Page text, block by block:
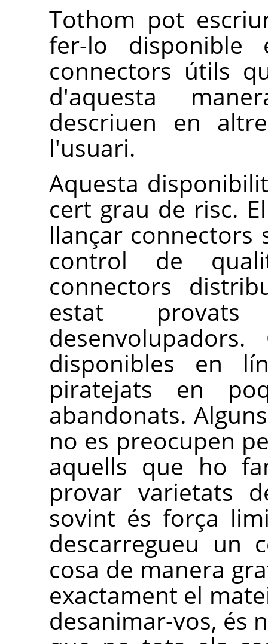
Tothom pot
fer-lo
connectors útils
d'aquesta
descriuen en
l'usuari.
Aquesta
cert grau de risc.
llançar connectors
control de
connectors
estat
disponibles en
piratejats en
abandonats.
no es preocupen
aquells que ho
provar varietats
sovint és força
descarregueu un
cosa de manera
exactament el
desanimar-vos, és